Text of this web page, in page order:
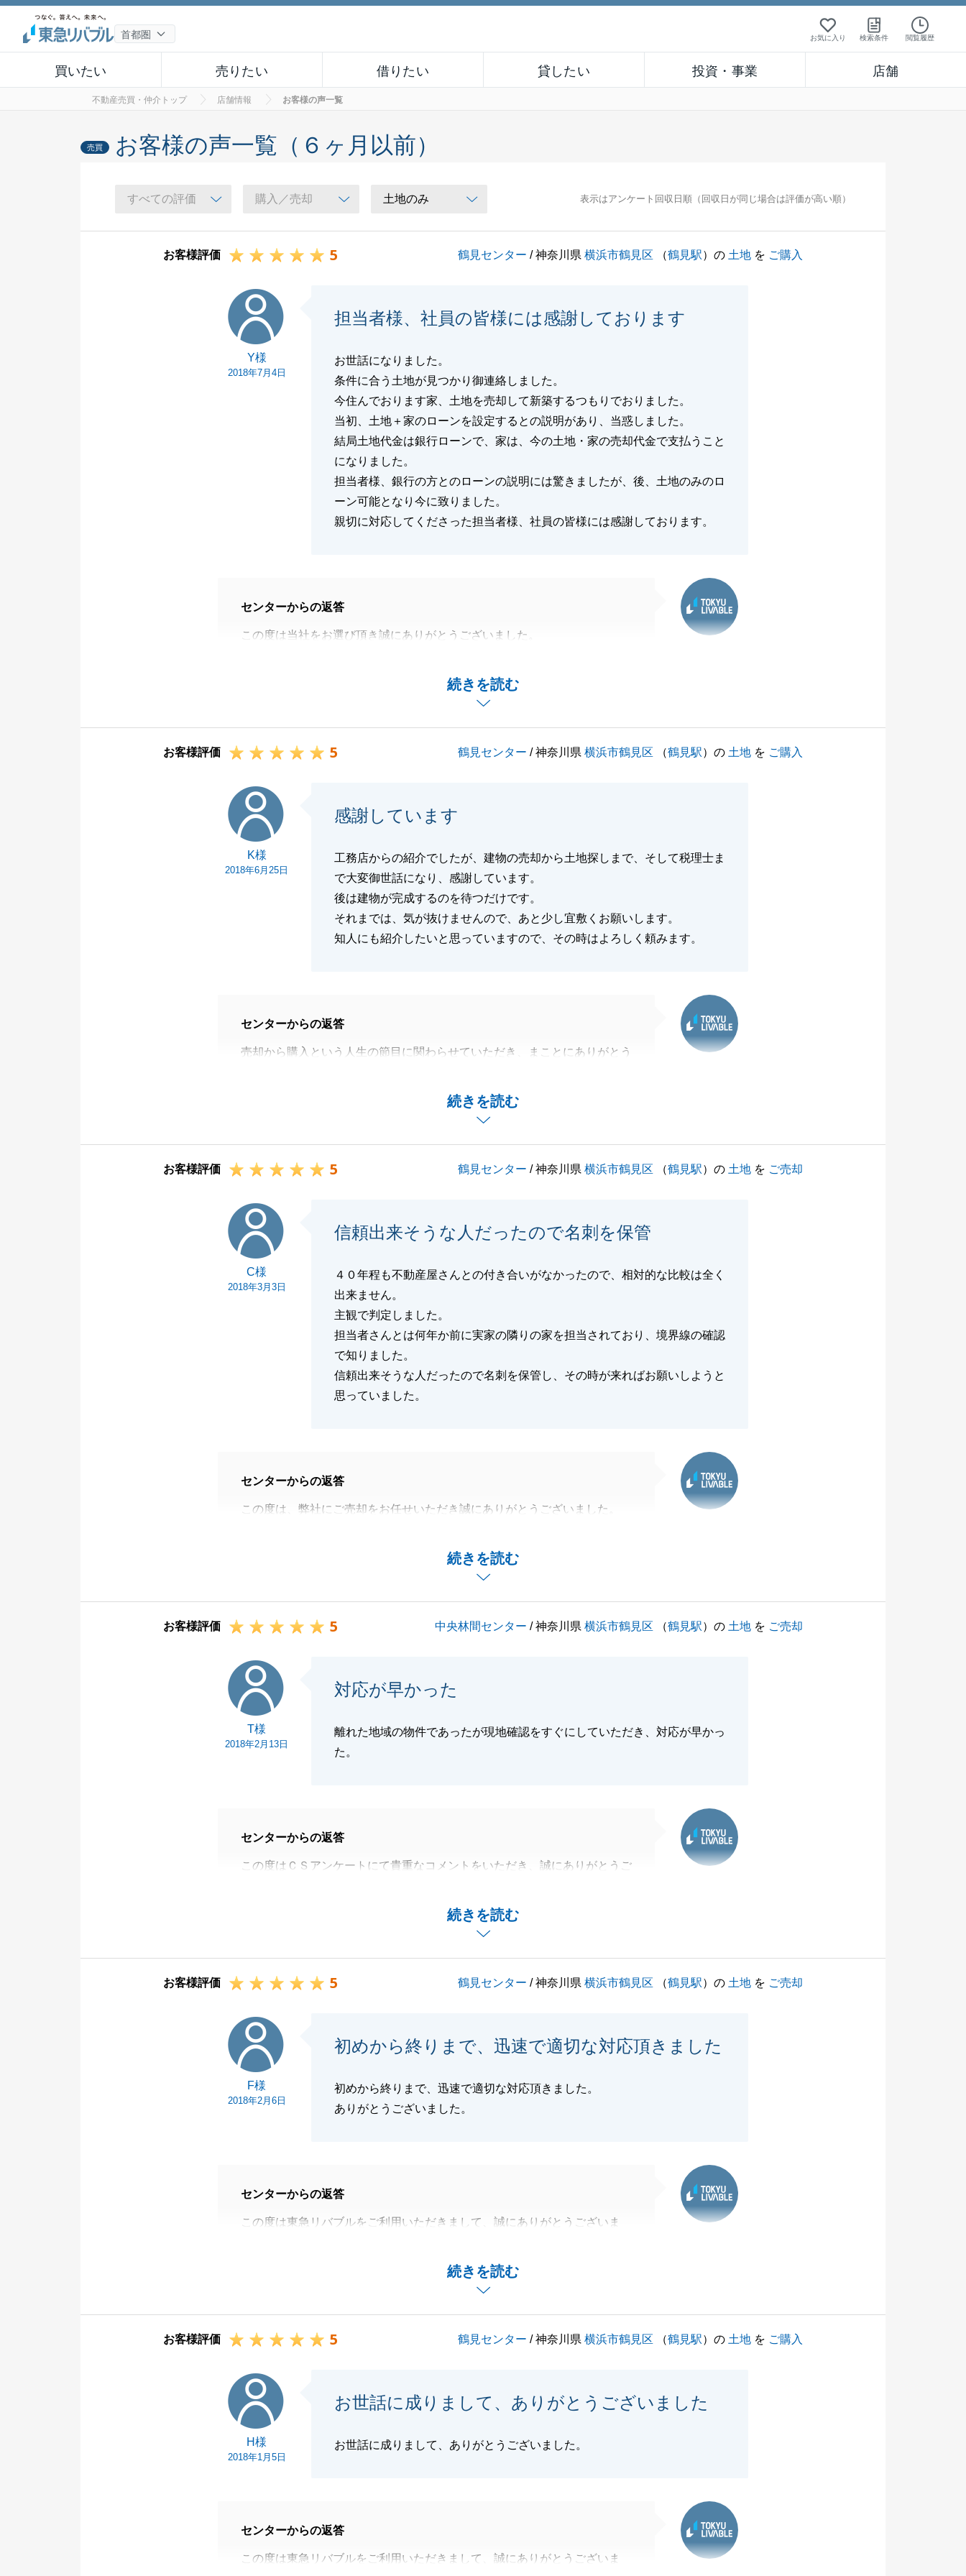
お気に入り 検索条件 閲覧履歴
買いたい 売りたい 借りたい 貸したい 投資・事業 店舗
不動産売買・仲介トップ 店舗情報 お客様の声一覧
売買 お客様の声一覧（６ヶ月以前）
表示はアンケート回収日順（回収日が同じ場合は評価が高い順）
お客様評価 5 鶴見センター / 神奈川県横浜市鶴見区 （鶴見駅）の 土地 を ご購入
Y様
2018年7月4日
担当者様、社員の皆様には感謝しております
お世話になりました。
条件に合う土地が見つかり御連絡しました。
今住んでおります家、土地を売却して新築するつもりでおりました。
当初、土地＋家のローンを設定するとの説明があり、当惑しました。
結局土地代金は銀行ローンで、家は、今の土地・家の売却代金で支払うこと
になりました。
担当者様、銀行の方とのローンの説明には驚きましたが、後、土地のみのロ
ーン可能となり今に致りました。
親切に対応してくださった担当者様、社員の皆様には感謝しております。
続きを読む
センターからの返答
この度は当社をお選び頂き誠にありがとうございました。
ご相談頂くお客様へは分かりやすく迅速な対応を心掛けていきたいと思いま
閉じる
お客様評価 5 鶴見センター / 神奈川県横浜市鶴見区 （鶴見駅）の 土地 を ご購入
K様
2018年6月25日
感謝しています
工務店からの紹介でしたが、建物の売却から土地探しまで、そして税理士ま
で大変御世話になり、感謝しています。
後は建物が完成するのを待つだけです。
それまでは、気が抜けませんので、あと少し宜敷くお願いします。
知人にも紹介したいと思っていますので、その時はよろしく頼みます。
続きを読む
センターからの返答
売却から購入という人生の節目に関わらせていただき、まことにありがとう
税務確認や、まだまだお住み替えにあたり、確認することも多々あるかと存
引き続き、どうぞよろしくお願いします。
お客様評価 5 鶴見センター / 神奈川県横浜市鶴見区 （鶴見駅）の 土地 を ご売却
C様
2018年3月3日
信頼出来そうな人だったので名刺を保管
４０年程も不動産屋さんとの付き合いがなかったので、相対的な比較は全く
出来ません。
主観で判定しました。
担当者さんとは何年か前に実家の隣りの家を担当されており、境界線の確認
で知りました。
信頼出来そうな人だったので名刺を保管し、その時が来ればお願いしようと
思っていました。
続きを読む
センターからの返答
この度は、弊社にご売却をお任せいただき誠にありがとうございました。
このＣ様のお気持ちに応えるべく、ご売却活動をさせていただきました。
また、何かございましたら、お気軽にお申しつけ下さい。
閉じる
お客様評価 5 中央林間センター / 神奈川県横浜市鶴見区 （鶴見駅）の 土地 を ご売却
T様
2018年2月13日
対応が早かった
離れた地域の物件であったが現地確認をすぐにしていただき、対応が早かっ
た。
続きを読む
センターからの返答
この度はＣＳアンケートにて貴重なコメントをいただき、誠にありがとうご
ご相談をいただき査定をするにあたり現地を確認させていただくことは私供
にとっては当たり前のことでございますが、常にスピード対応を心がけて実
努力いたします。
お客様評価 5 鶴見センター / 神奈川県横浜市鶴見区 （鶴見駅）の 土地 を ご売却
F様
2018年2月6日
初めから終りまで、迅速で適切な対応頂きました
初めから終りまで、迅速で適切な対応頂きました。
ありがとうございました。
続きを読む
センターからの返答
この度は東急リバブルをご利用いただきまして、誠にありがとうございま
F様のご協力もありご契約、ご決済を何事もなく、進められました。
また、機会を頂ける様でしたら、是非、よろしくお願いします。
お客様評価 5 鶴見センター / 神奈川県横浜市鶴見区 （鶴見駅）の 土地 を ご購入
H様
2018年1月5日
お世話に成りまして、ありがとうございました
お世話に成りまして、ありがとうございました。
センターからの返答
この度は東急リバブルをご利用いただきまして、誠にありがとうございま